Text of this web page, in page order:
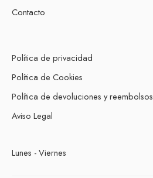
Contacto
Política de privacidad
Política de Cookies
Política de devoluciones y reembolsos
Aviso Legal
Lunes - Viernes